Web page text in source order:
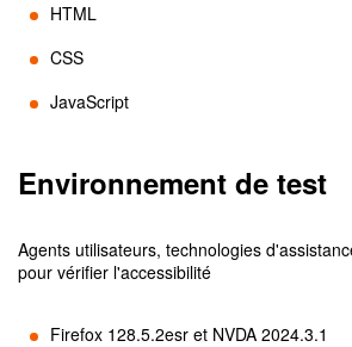
HTML
CSS
JavaScript
Environnement de test
Agents utilisateurs, technologies
pour vérifier l'accessibilité
Firefox 128.5.2esr et NVDA 2024.3.1